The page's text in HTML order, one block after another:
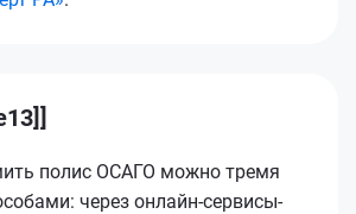
полис ОСАГО можно тремя
через онлайн-сервисы-